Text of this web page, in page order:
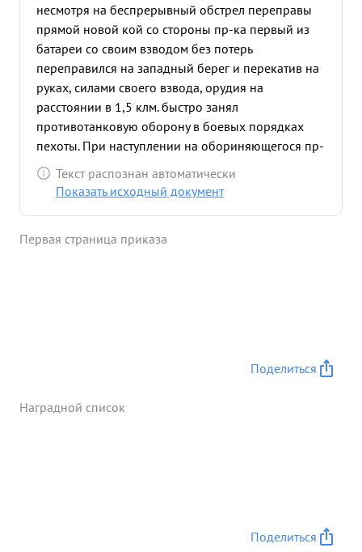
несмотря на беспрерывный обстрел переправы
прямой новой кой со стороны пр-ка первый из
батареи со своим взводом без потерь
переправился на западный берег и перекатив на
руках, силами своего взвода, орудия на
расстоянии в 1,5 клм. быстро занял
противотанковую оборону в боевых порядках
пехоты. При наступлении на обориняющегося пр-
ка 2.8.44г. его взвод открытой ОП прямой
наводкой уничтожил две огневых точки пр-ка.
взвода не было достяточит количества нашей
Текст распознан автоматически
Показать исходный документ
Первая страница приказа
Поделиться
Наградной список
Поделиться